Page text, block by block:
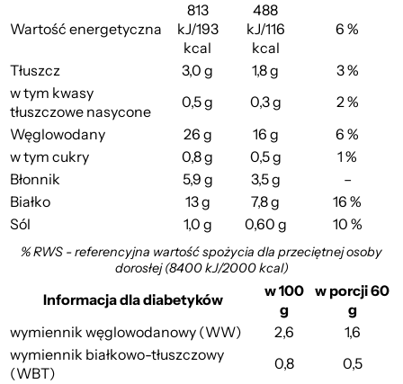
Wartość energetyczna
813
kJ/193
kcal
488
kJ/116
kcal
6 %
Tłuszcz 3,0 g 1,8 g
3 %
w tym kwasy
tłuszczowe nasycone
0,5 g 0,3 g
2 %
Węglowodany
26 g 16 g
6 %
w tym cukry
0,8 g 0,5 g
1 %
Błonnik
5,9 g 3,5 g
–
Białko
13 g 7,8 g
16 %
Sól
1,0 g 0,60 g 10 %
% RWS - referencyjna wartość spożycia dla przeciętnej osoby
dorosłej (8400 kJ/2000 kcal)
Informacja dla diabetyków
w 100
g
w porcji 60
g
wymiennik węglowodanowy (WW)
2,6
1,6
wymiennik białkowo-tłuszczowy
(WBT)
0,8 0,5